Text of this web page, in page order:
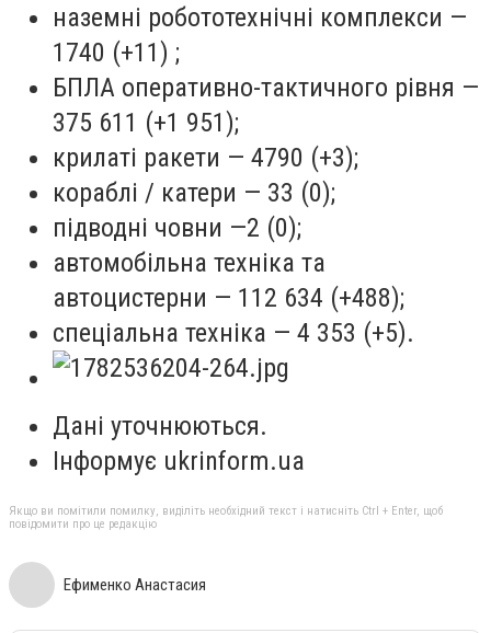
наземні робототехнічні комплекси —
1740 (+11) ;
БПЛА оперативно-тактичного рівня —
375 611 (+1 951);
крилаті ракети — 4790 (+3);
кораблі / катери — 33 (0);
підводні човни —2 (0);
автомобільна техніка та
автоцистерни — 112 634 (+488);
спеціальна техніка — 4 353 (+5).
Дані уточнюються.
Інформує ukrinform.ua
Якщо ви помітили помилку, виділіть необхідний текст і натисніть Ctrl + Enter, щоб
повідомити про це редакцію
Ефименко Анастасия